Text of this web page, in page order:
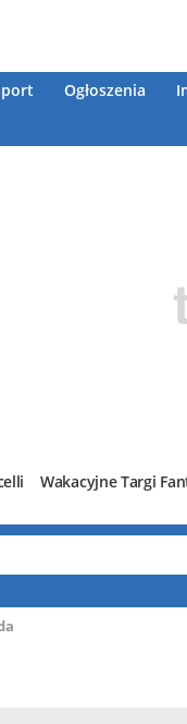
Ogłoszenia
Wakacyjne Targi